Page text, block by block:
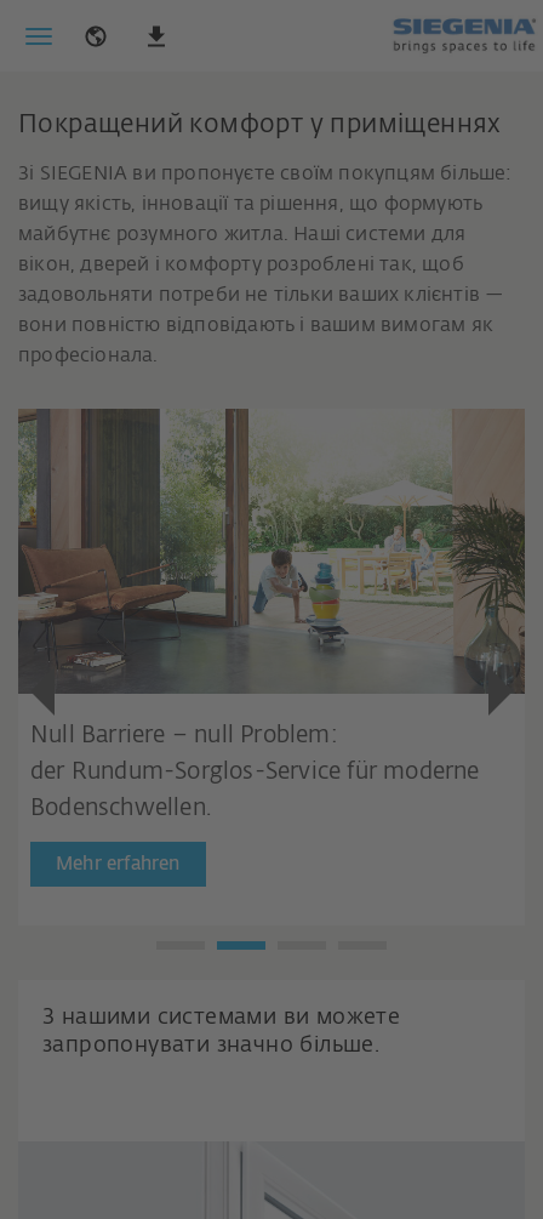
Покращений комфорт у приміщеннях
Зі SIEGENIA ви пропонуєте своїм покупцям більше:
вищу якість, інновації та рішення, що формують
майбутнє розумного житла. Наші системи для
вікон, дверей і комфорту розроблені так, щоб
задовольняти потреби не тільки ваших клієнтів —
вони повністю відповідають і вашим вимогам як
професіонала.
Null Barriere – null Problem:
der Rundum-Sorglos-Service für moderne
Bodenschwellen.
Mehr erfahren
З нашими системами ви можете
запропонувати значно більше.